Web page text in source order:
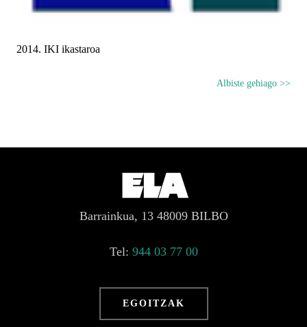
2014. IKI ikastaroa
Albiste gehiago >>
Barrainkua, 13 48009 BILBO
Tel: 944 03 77 00
EGOITZAK